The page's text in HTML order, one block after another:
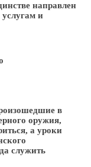
направлен
и
в
оружия,
а уроки
служить